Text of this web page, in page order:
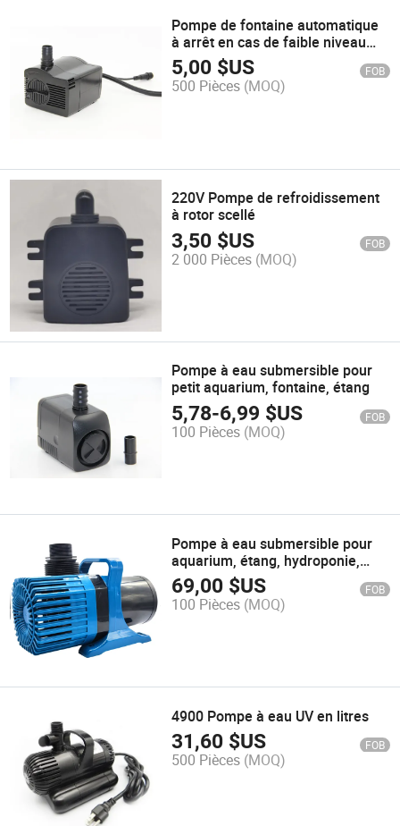
Pompe de fontaine automatique
à arrêt en cas de faible niveau
d'eau, certifiée UL
5,00 $US FOB
500 Pièces (MOQ)
220V Pompe de refroidissement
à rotor scellé
3,50 $US FOB
2 000 Pièces (MOQ)
Pompe à eau submersible pour
petit aquarium, fontaine, étang
5,78-6,99 $US FOB
100 Pièces (MOQ)
Pompe à eau submersible pour
aquarium, étang, hydroponie,
fontaine de jardin
69,00 $US FOB
100 Pièces (MOQ)
4900 Pompe à eau UV en litres
31,60 $US FOB
500 Pièces (MOQ)